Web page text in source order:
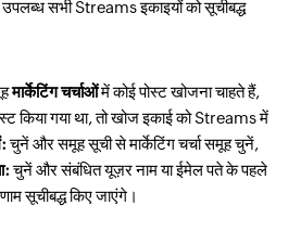
उपलब्ध सभी Streams इकाइयों को सूचीबद्ध
मार्केटिंग चर्चाओंमें कोई पोस्ट खोजना चाहते हैं,
किया गया था, तो खोज इकाई को Streams में
चुनें और समूह सूची से मार्केटिंग चर्चा समूह चुनें,
चुनें और संबंधित यूज़र नाम या ईमेल पते के पहले
सूचीबद्ध किए जाएंगे।